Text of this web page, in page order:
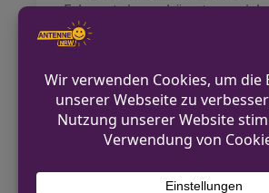
Erkenntnissen könnte es
Fahrzeug der Marke
handeln. Hinweise nimmt die
der Telefonnummer 0231/
entgegen.
Kontakt für
Pressestelle